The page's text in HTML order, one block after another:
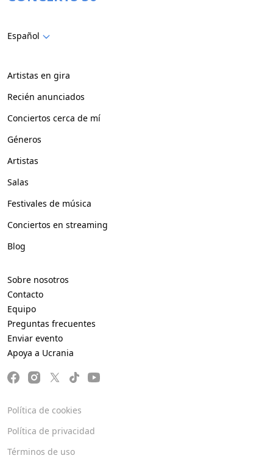
Español
Artistas en gira
Recién anunciados
Conciertos cerca de mí
Géneros
Artistas
Salas
Festivales de música
Conciertos en streaming
Blog
Sobre nosotros
Contacto
Equipo
Preguntas frecuentes
Enviar evento
Apoya a Ucrania
Política de cookies
Política de privacidad
Términos de uso